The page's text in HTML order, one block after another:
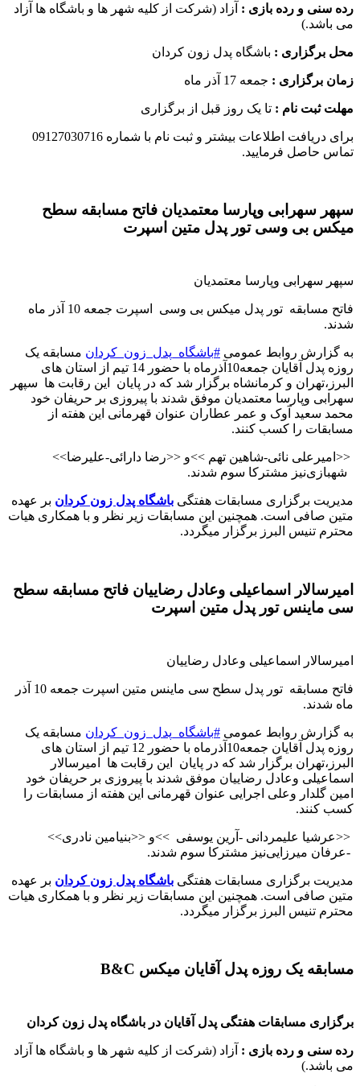
رده سنی و رده بازی : آزاد (شرکت از کلیه شهر ها و باشگاه ها آزاد
می باشد.)
محل برگزاری : باشگاه پدل زون کردان
زمان برگزاری : جمعه 17 آذر ماه
مهلت ثبت نام : تا یک روز قبل از برگزاری
برای دریافت اطلاعات بیشتر و ثبت نام با شماره 09127030716
تماس حاصل فرمایید.
سپهر سهرابی وپارسا معتمدیان فاتح مسابقه سطح
میکس بی وسی تور پدل متین اسپرت
سپهر سهرابی وپارسا معتمدیان
فاتح مسابقه تور پدل میکس بی وسی اسپرت جمعه 10 آذر ماه
شدند.
به گزارش روابط عمومی #باشگاه_پدل_زون_کردان مسابقه یک
روزه پدل آقایان جمعه10آذرماه با حضور 14 تیم از استان های
البرز،تهران‌ و کرمانشاه برگزار شد که در پایان این رقابت ها سپهر
سهرابی وپارسا معتمدیان موفق شدند با پیروزی بر حریفان خود
محمد سعید آوک و عمر عطاران عنوان قهرمانی این هفته از
مسابقات را کسب کنند.
>> امیرعلی نائی-شاهین تهم <<و >>
<<رضا دارائی-علیرضا
نیز مشترکا سوم شدند.
مدیریت برگزاری مسابقات هفتگی باشگاه پدل زون کردان بر عهده
متین صافی است. همچنین این مسابقات زیر نظر و با همکاری هیات
محترم تنیس البرز برگزار میگردد.
امیرسالار اسماعیلی وعادل رضاییان فاتح مسابقه سطح
سی ماینس تور پدل متین اسپرت
امیرسالار اسماعیلی وعادل رضاییان
فاتح مسابقه تور پدل سطح سی ماینس متین اسپرت جمعه 10 آذر
ماه شدند.
به گزارش روابط عمومی #باشگاه_پدل_زون_کردان مسابقه یک
روزه پدل آقایان جمعه10آذرماه با حضور 12 تیم از استان های
البرز،تهران‌ برگزار شد که در پایان این رقابت ها امیرسالار
اسماعیلی وعادل رضاییان موفق شدند با پیروزی بر حریفان خود
امین گلدار وعلی اجرایی عنوان قهرمانی این هفته از مسابقات را
کسب کنند.
>>عرشیا علیمردانی -آرین یوسفی <<و >>
<<بنیامین نادری
نیز مشترکا سوم شدند.
مدیریت برگزاری مسابقات هفتگی باشگاه پدل زون کردان بر عهده
متین صافی است. همچنین این مسابقات زیر نظر و با همکاری هیات
محترم تنیس البرز برگزار میگردد.
مسابقه یک روزه پدل آقایان میکس B&C
برگزاری مسابقات هفتگی پدل آقایان در باشگاه پدل زون کردان
رده سنی و رده بازی : آزاد (شرکت از کلیه شهر ها و باشگاه ها آزاد
می باشد.)